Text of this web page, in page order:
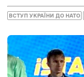
ВСТУП УКРАЇНИ ДО НАТО